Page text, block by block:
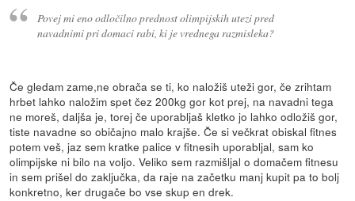
Povej mi eno odločilno prednost olimpijskih utezi pred
navadnimi pri domaci rabi, ki je vrednega razmisleka?
Če gledam zame,ne obrača se ti, ko naložiš uteži gor, če zrihtam
hrbet lahko naložim spet čez 200kg gor kot prej, na navadni tega
ne moreš, daljša je, torej če uporabljaš kletko jo lahko odložiš gor,
tiste navadne so običajno malo krajše. Če si večkrat obiskal fitnes
potem veš, jaz sem kratke palice v fitnesih uporabljal, sam ko
olimpijske ni bilo na voljo. Veliko sem razmišljal o domačem fitnesu
in sem prišel do zaključka, da raje na začetku manj kupit pa to bolj
konkretno, ker drugače bo vse skup en drek.